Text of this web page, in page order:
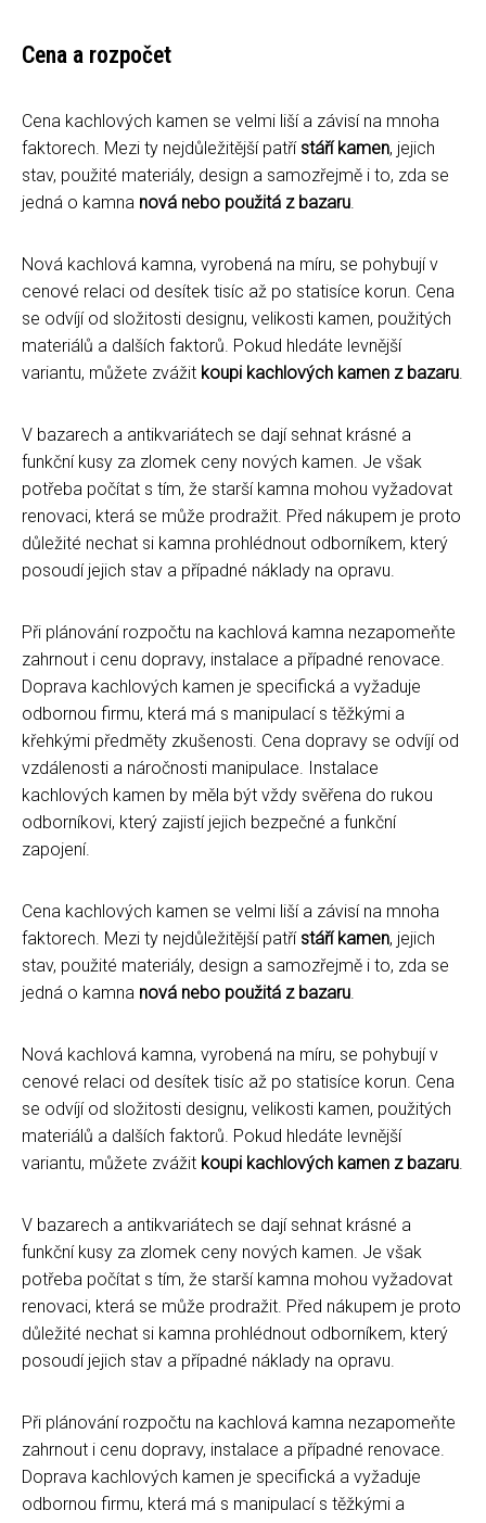
Cena a rozpočet
Cena kachlových kamen se velmi liší a závisí na mnoha
faktorech. Mezi ty nejdůležitější patří stáří kamen, jejich
stav, použité materiály, design a samozřejmě i to, zda se
jedná o kamna nová nebo použitá z bazaru.
Nová kachlová kamna, vyrobená na míru, se pohybují v
cenové relaci od desítek tisíc až po statisíce korun. Cena
se odvíjí od složitosti designu, velikosti kamen, použitých
materiálů a dalších faktorů. Pokud hledáte levnější
variantu, můžete zvážit koupi kachlových kamen z bazaru.
V bazarech a antikvariátech se dají sehnat krásné a
funkční kusy za zlomek ceny nových kamen. Je však
potřeba počítat s tím, že starší kamna mohou vyžadovat
renovaci, která se může prodražit. Před nákupem je proto
důležité nechat si kamna prohlédnout odborníkem, který
posoudí jejich stav a případné náklady na opravu.
Při plánování rozpočtu na kachlová kamna nezapomeňte
zahrnout i cenu dopravy, instalace a případné renovace.
Doprava kachlových kamen je specifická a vyžaduje
odbornou firmu, která má s manipulací s těžkými a
křehkými předměty zkušenosti. Cena dopravy se odvíjí od
vzdálenosti a náročnosti manipulace. Instalace
kachlových kamen by měla být vždy svěřena do rukou
odborníkovi, který zajistí jejich bezpečné a funkční
zapojení.
Cena kachlových kamen se velmi liší a závisí na mnoha
faktorech. Mezi ty nejdůležitější patří stáří kamen, jejich
stav, použité materiály, design a samozřejmě i to, zda se
jedná o kamna nová nebo použitá z bazaru.
Nová kachlová kamna, vyrobená na míru, se pohybují v
cenové relaci od desítek tisíc až po statisíce korun. Cena
se odvíjí od složitosti designu, velikosti kamen, použitých
materiálů a dalších faktorů. Pokud hledáte levnější
variantu, můžete zvážit koupi kachlových kamen z bazaru.
V bazarech a antikvariátech se dají sehnat krásné a
funkční kusy za zlomek ceny nových kamen. Je však
potřeba počítat s tím, že starší kamna mohou vyžadovat
renovaci, která se může prodražit. Před nákupem je proto
důležité nechat si kamna prohlédnout odborníkem, který
posoudí jejich stav a případné náklady na opravu.
Při plánování rozpočtu na kachlová kamna nezapomeňte
zahrnout i cenu dopravy, instalace a případné renovace.
Doprava kachlových kamen je specifická a vyžaduje
odbornou firmu, která má s manipulací s těžkými a